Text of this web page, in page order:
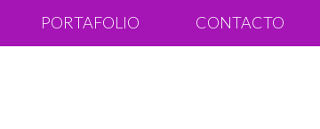
PORTAFOLIO CONTACTO